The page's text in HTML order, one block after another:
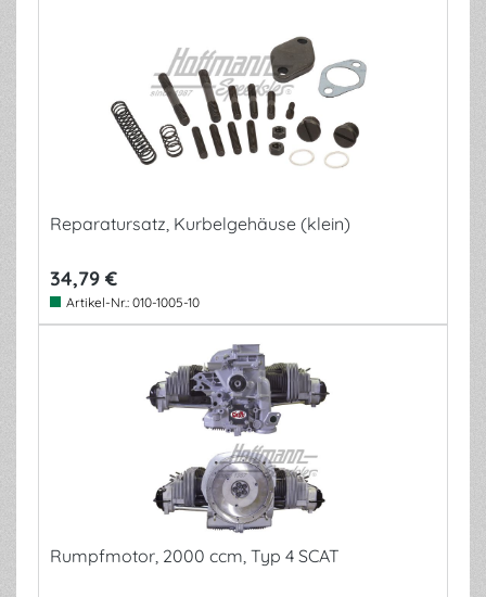
Reparatursatz, Kurbelgehäuse (klein)
34,79 €
Artikel-Nr.: 010-1005-10
Rumpfmotor, 2000 ccm, Typ 4 SCAT